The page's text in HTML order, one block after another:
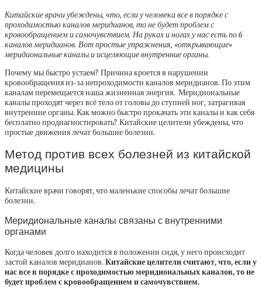
Китайские врачи убеждены, что, если у человека все в порядке с
проходимостью каналов меридианов, то не будет проблем с
кровообращением и самочувствием. На руках и ногах у нас есть по 6
каналов меридианов. Вот простые упражнения, «открывающие»
меридиональные каналы и исцеляющие внутренние органы.
Почему мы быстро устаем? Причина кроется в нарушении
кровообращения из-за непроходимости каналов меридианов. По этим
каналам перемещается наша жизненная энергия. Меридиональные
каналы проходят через всё тело от головы до ступней ног, затрагивая
внутренние органы. Как можно быстро прокачать эти каналы и как себя
бесплатно продиагностировать? Китайские целители убеждены, что
простые движения лечат большие болезни.
Метод против всех болезней из китайской
медицины
Китайские врачи говорят, что маленькие способы лечат большие
болезни.
Меридиональные каналы связаны с внутренними
органами
Когда человек долго находится в положении сидя, у него происходит
застой каналов меридианов. Китайские целители считают, что, если у
нас все в порядке с проходимостью меридиональных каналов, то не
будет проблем с кровообращением и самочувствием.